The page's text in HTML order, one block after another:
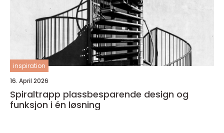
inspiration
16. April 2026
Spiraltrapp plassbesparende design og
funksjon i én løsning